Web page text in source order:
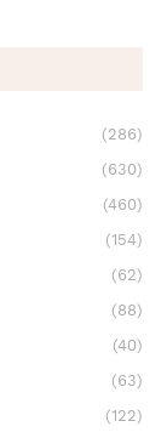
(286)
(630)
(460)
(154)
(62)
(88)
(40)
(63)
(122)